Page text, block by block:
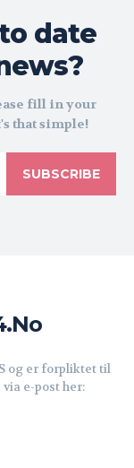
date
fill in your
that simple!
SUBSCRIBE
og er forpliktet til
e-post her: